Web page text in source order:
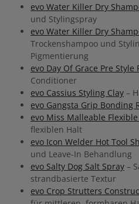
evo Water Killer Dry
und Stylingspray
evo Water Killer Dry
Trockenshampoo und
Pigmentierung
evo Day Of Grace Pre Style
Conditioner
evo Cassius Styling Clay –
evo Gangsta Grip Bonding
evo Miss Malleable
flexiblen Halt
evo Icon Welder Hot Tool
und Leave-In Behandlung
evo Salty Dog Salt Spray –
strandbasierte Textur
evo Crop Strutters